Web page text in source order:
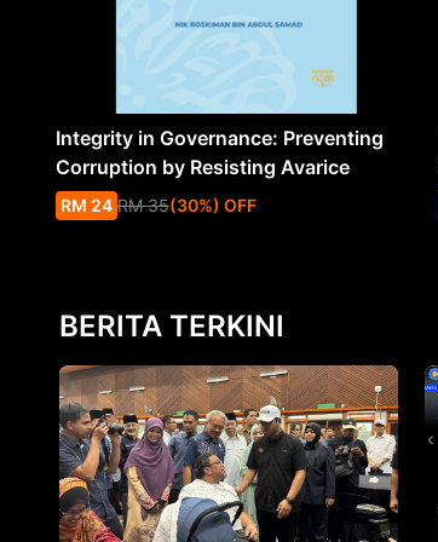
Integrity in Governance: Preventing
Corruption by Resisting Avarice
RM 24 RM 35(30%) OFF
BERITA TERKINI